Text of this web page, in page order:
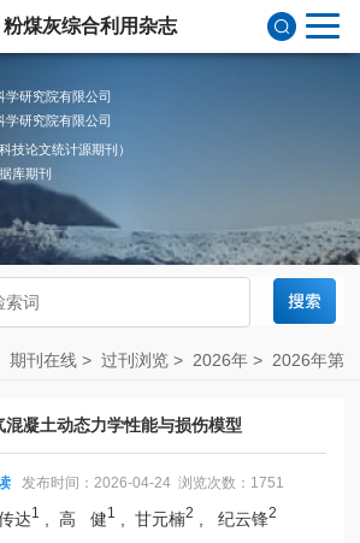
粉煤灰综合利用杂志
学研究院有限公司
学研究院有限公司
技论文统计源期刊）
库期刊
期刊在线 > 过刊浏览 > 2026年 > 2026年第
混凝土动态力学性能与损伤模型
发布时间：2026-04-24 浏览次数：1751
达1 , 高 健1 , 甘元楠2 , 纪云锋2